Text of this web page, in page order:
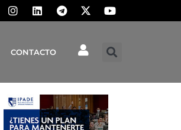
CONTACTO